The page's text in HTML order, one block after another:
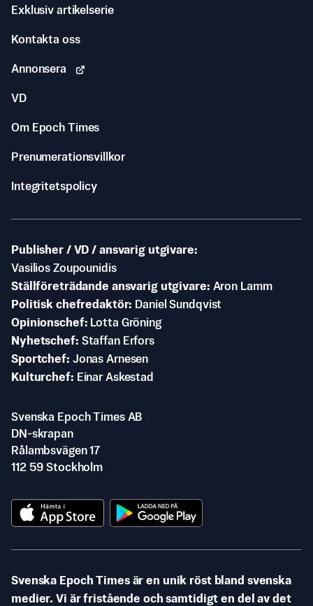
Exklusiv artikelserie
Kontakta oss
Annonsera
VD
Om Epoch Times
Prenumerationsvillkor
Integritetspolicy
Publisher / VD / ansvarig utgivare
Vasilios Zoupounidis
Ställföreträdande ansvarig utgivare Aron Lamm
Politisk chefredaktör
Daniel Sundqvist
Opinionschef
Lotta Gröning
Nyhetschef Staffan Erfors
Sportchef Jonas Arnesen
Kulturchef
Einar Askestad
Svenska Epoch Times AB
DN-skrapan
Rålambsvägen 17
112 59 Stockholm
Svenska Epoch Times är en unik röst bland svenska
medier. Vi är fristående och samtidigt en del av det